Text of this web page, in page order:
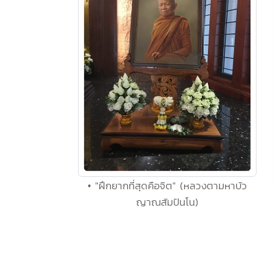
• "ฝึกยากที่สุดคือจิต" (หลวงตามหาบัว
ญาณสัมปันโน)